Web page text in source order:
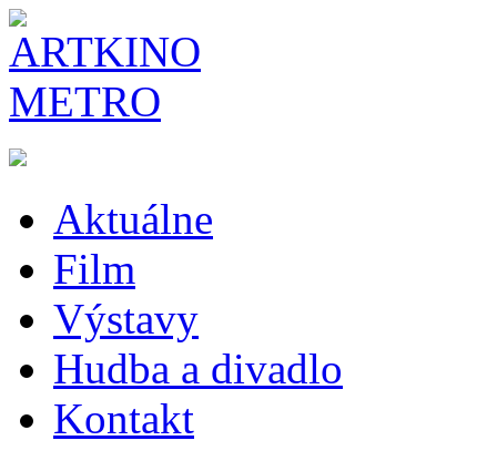
Aktuálne
Film
Výstavy
Hudba a divadlo
Kontakt